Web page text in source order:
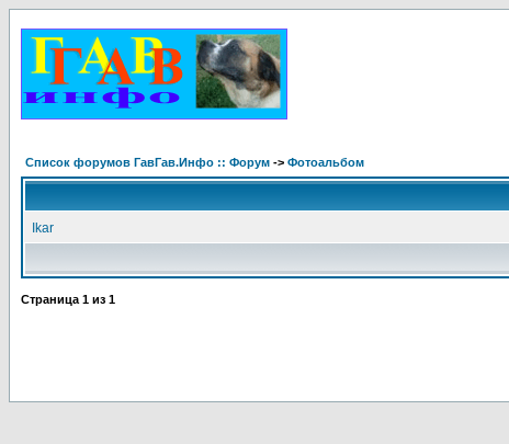
Список форумов ГавГав.Инфо :: Форум -> Фотоальбом
Ikar
Страница 1 из 1